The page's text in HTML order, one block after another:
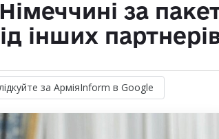
за
інших
за АрміяInform в Google